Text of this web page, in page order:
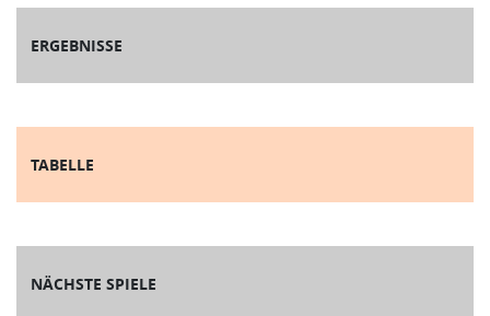
ERGEBNISSE
TABELLE
NÄCHSTE SPIELE